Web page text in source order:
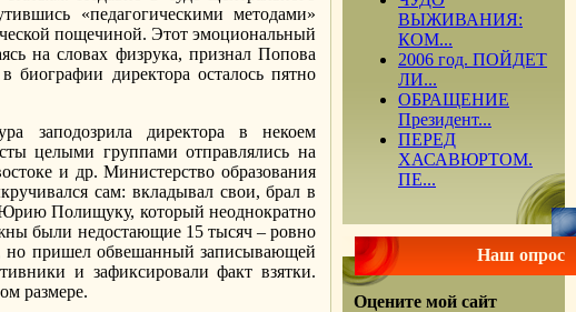
«педагогическими методами»
пощечиной. Этот эмоциональный
на словах физрука, признал Попова
директора осталось пятно
заподозрила директора в некоем
целыми группами отправлялись на
и др. Министерство образования
сам: вкладывал свои, брал в
Полищуку, который неоднократно
были недостающие 15 тысяч – ровно
но пришел обвешанный записывающей
и зафиксировали факт взятки.
размере.
ВЫЖИВАНИЯ:
КОМ...
2006 год. ПОЙДЕТ
ЛИ...
ОБРАЩЕНИЕ
Президент...
ПЕРЕД
ХАСАВЮРТОМ.
ПЕ...
Наш опрос
Оцените мой сайт